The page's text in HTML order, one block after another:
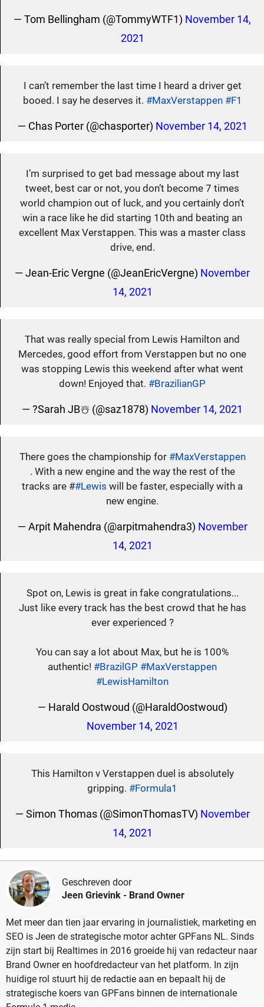
— Tom Bellingham (@TommyWTF1) November 14,
2021
I can’t remember the last time I heard a driver get
booed. I say he deserves it. #MaxVerstappen #F1
— Chas Porter (@chasporter) November 14, 2021
I’m surprised to get bad message about my last
tweet, best car or not, you don’t become 7 times
world champion out of luck, and you certainly don’t
win a race like he did starting 10th and beating an
excellent Max Verstappen. This was a master class
drive, end.
— Jean-Eric Vergne (@JeanEricVergne) November
14, 2021
That was really special from Lewis Hamilton and
Mercedes, good effort from Verstappen but no one
was stopping Lewis this weekend after what went
down! Enjoyed that. #BrazilianGP
— ?Sarah JB☃️ (@saz1878) November 14, 2021
There goes the championship for #MaxVerstappen
. With a new engine and the way the rest of the
tracks are ##Lewis will be faster, especially with a
new engine.
— Arpit Mahendra (@arpitmahendra3) November
14, 2021
Spot on, Lewis is great in fake congratulations...
Just like every track has the best crowd that he has
ever experienced ?
You can say a lot about Max, but he is 100%
authentic! #BrazilGP #MaxVerstappen
#LewisHamilton
— Harald Oostwoud (@HaraldOostwoud)
November 14, 2021
This Hamilton v Verstappen duel is absolutely
gripping. #Formula1
— Simon Thomas (@SimonThomasTV) November
14, 2021
Geschreven door
Jeen Grievink - Brand Owner
Met meer dan tien jaar ervaring in journalistiek, marketing en
SEO is Jeen de strategische motor achter GPFans NL. Sinds
zijn start bij Realtimes in 2016 groeide hij van redacteur naar
Brand Owner en hoofdredacteur van het platform. In zijn
huidige rol stuurt hij de redactie aan en bepaalt hij de
strategische koers van GPFans binnen de internationale